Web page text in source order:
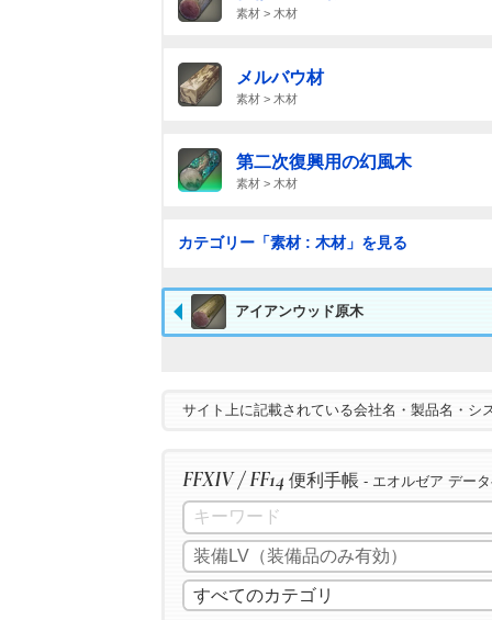
素材 > 木材
メルバウ材
素材 > 木材
第二次復興用の幻風木
素材 > 木材
カテゴリー「素材 : 木材」を見る
アイアンウッド原木
サイト上に記載されている会社名・製品名・シ
FFXIV / FF14 便利手帳 - エオルゼア デー